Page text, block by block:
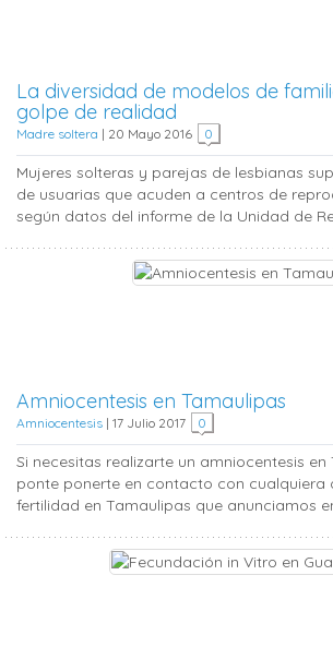
La diversidad de modelos de
golpe de realidad
Madre soltera | 20 Mayo 2016 0
Mujeres solteras y parejas de lesbianas
de usuarias que acuden a centros de
según datos del informe de la Unidad de
Amniocentesis en Tamaulipas
Amniocentesis | 17 Julio 2017 0
Si necesitas realizarte un amniocentesis en
ponte ponerte en contacto con cualquiera
fertilidad en Tamaulipas que anunciamos